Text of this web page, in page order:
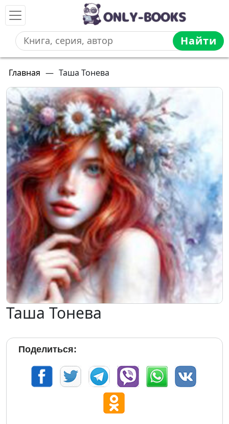
Найти
Главная — Таша Тонева
Таша Тонева
Поделиться: